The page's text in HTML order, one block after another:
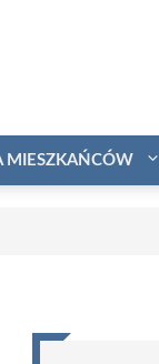
MIESZKAŃCÓW